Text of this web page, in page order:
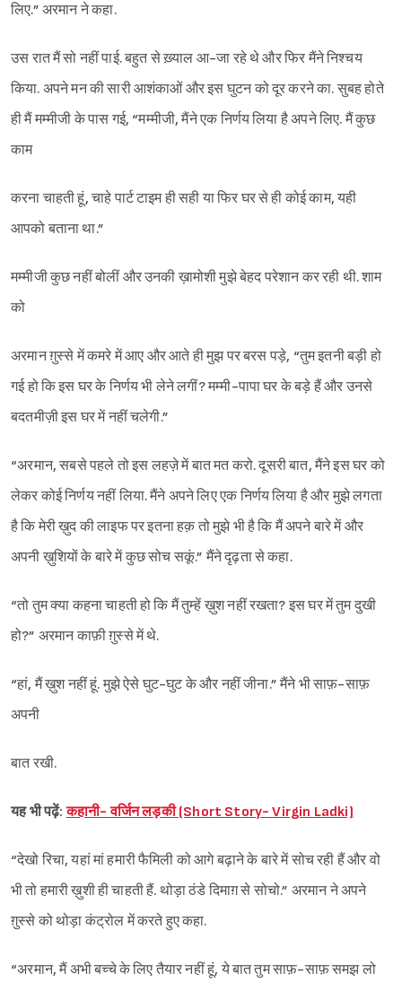
लिए.” अरमान ने कहा.
उस रात मैं सो नहीं पाई. बहुत से ख़्याल आ-जा रहे थे और फिर मैंने निश्‍चय
किया. अपने मन की सारी आशंकाओं और इस घुटन को दूर करने का. सुबह होते
ही मैं मम्मीजी के पास गई, “मम्मीजी, मैंने एक निर्णय लिया है अपने लिए. मैं कुछ
काम
करना चाहती हूं, चाहे पार्ट टाइम ही सही या फिर घर से ही कोई काम, यही
आपको बताना था.”
मम्मीजी कुछ नहीं बोलीं और उनकी ख़ामोशी मुझे बेहद परेशान कर रही थी. शाम
को
अरमान ग़ुस्से में कमरे में आए और आते ही मुझ पर बरस पड़े, “तुम इतनी बड़ी हो
गई हो कि इस घर के निर्णय भी लेने लगीं? मम्मी-पापा घर के बड़े हैं और उनसे
बदतमीज़ी इस घर में नहीं चलेगी.”
“अरमान, सबसे पहले तो इस लहज़े में बात मत करो. दूसरी बात, मैंने इस घर को
लेकर कोई निर्णय नहीं लिया. मैंने अपने लिए एक निर्णय लिया है और मुझे लगता
है कि मेरी ख़ुद की लाइफ पर इतना हक़ तो मुझे भी है कि मैं अपने बारे में और
अपनी ख़ुशियों के बारे में कुछ सोच सकूं.” मैंने दृढ़ता से कहा.
“तो तुम क्या कहना चाहती हो कि मैं तुम्हें ख़ुश नहीं रखता? इस घर में तुम दुखी
हो?” अरमान काफ़ी ग़ुस्से में थे.
“हां, मैं ख़ुश नहीं हूं. मुझे ऐसे घुट-घुट के और नहीं जीना.” मैंने भी साफ़-साफ़
अपनी
बात रखी.
यह भी पढ़ें:कहानी- वर्जिन लड़की (Short Story- Virgin Ladki)
“देखो रिचा, यहां मां हमारी फैमिली को आगे बढ़ाने के बारे में सोच रही हैं और वो
भी तो हमारी ख़ुशी ही चाहती हैं. थोड़ा ठंडे दिमाग़ से सोचो.” अरमान ने अपने
ग़ुस्से को थोड़ा कंट्रोल में करते हुए कहा.
“अरमान, मैं अभी बच्चे के लिए तैयार नहीं हूं, ये बात तुम साफ़-साफ़ समझ लो